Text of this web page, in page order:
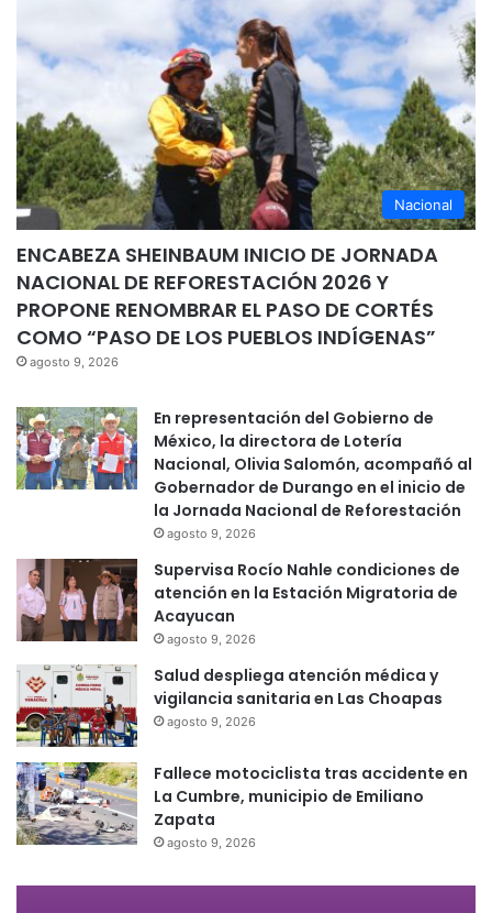
Nacional
ENCABEZA SHEINBAUM INICIO DE JORNADA
NACIONAL DE REFORESTACIÓN 2026 Y
PROPONE RENOMBRAR EL PASO DE CORTÉS
COMO “PASO DE LOS PUEBLOS INDÍGENAS”
agosto 9, 2026
En representación del Gobierno de
México, la directora de Lotería
Nacional, Olivia Salomón, acompañó al
Gobernador de Durango en el inicio de
la Jornada Nacional de Reforestación
agosto 9, 2026
Supervisa Rocío Nahle condiciones de
atención en la Estación Migratoria de
Acayucan
agosto 9, 2026
Salud despliega atención médica y
vigilancia sanitaria en Las Choapas
agosto 9, 2026
Fallece motociclista tras accidente en
La Cumbre, municipio de Emiliano
Zapata
agosto 9, 2026